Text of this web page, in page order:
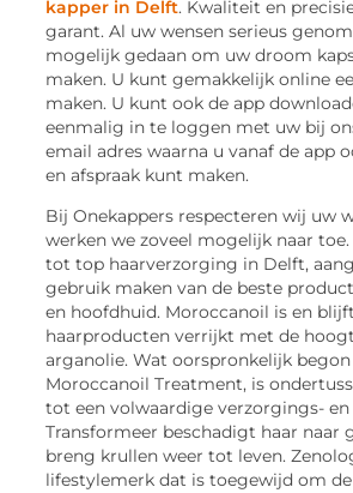
kapper in Delft. Kwaliteit en
garant. Al uw wensen serieus
mogelijk gedaan om uw droom
maken. U kunt gemakkelijk online
maken. U kunt ook de app
eenmalig in te loggen met uw bij
email adres waarna u vanaf de app
en afspraak kunt maken.
Bij Onekappers respecteren wij uw
werken we zoveel mogelijk naar
tot top haarverzorging in Delft,
gebruik maken van de beste
en hoofdhuid. Moroccanoil is en
haarproducten verrijkt met de
arganolie. Wat oorspronkelijk
Moroccanoil Treatment, is
tot een volwaardige verzorgings-
Transformeer beschadigt haar naar
breng krullen weer tot leven.
lifestylemerk dat is toegewijd om